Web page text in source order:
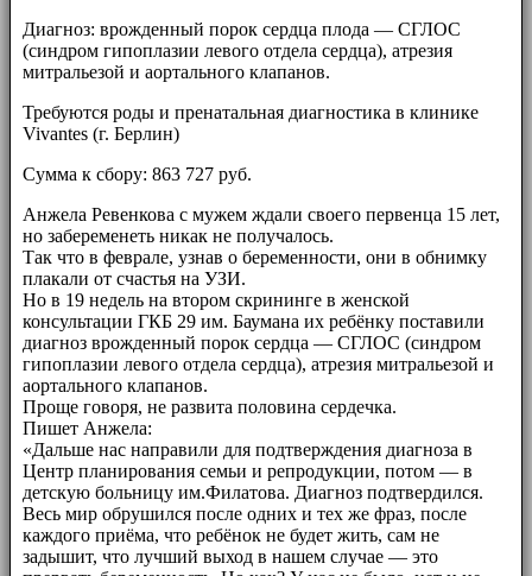
Диагноз: врожденный порок сердца плода — СГЛОС
(синдром гипоплазии левого отдела сердца), атрезия
митральезой и аортального клапанов.
Требуются роды и пренатальная диагностика в клинике
Vivantes (г. Берлин)
Сумма к сбору: 863 727 руб.
Анжела Ревенкова с мужем ждали своего первенца 15 лет,
но забеременеть никак не получалось.
Так что в феврале, узнав о беременности, они в обнимку
плакали от счастья на УЗИ.
Но в 19 недель на втором скрининге в женской
консультации ГКБ 29 им. Баумана их ребёнку поставили
диагноз врожденный порок сердца — СГЛОС (синдром
гипоплазии левого отдела сердца), атрезия митральезой и
аортального клапанов.
Проще говоря, не развита половина сердечка.
Пишет Анжела:
«Дальше нас направили для подтверждения диагноза в
Центр планирования семьи и репродукции, потом — в
детскую больницу им.Филатова. Диагноз подтвердился.
Весь мир обрушился после одних и тех же фраз, после
каждого приёма, что ребёнок не будет жить, сам не
задышит, что лучший выход в нашем случае — это